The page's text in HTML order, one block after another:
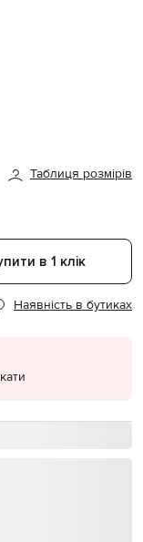
Таблиця розмірів
в 1 клік
Наявність в бутиках